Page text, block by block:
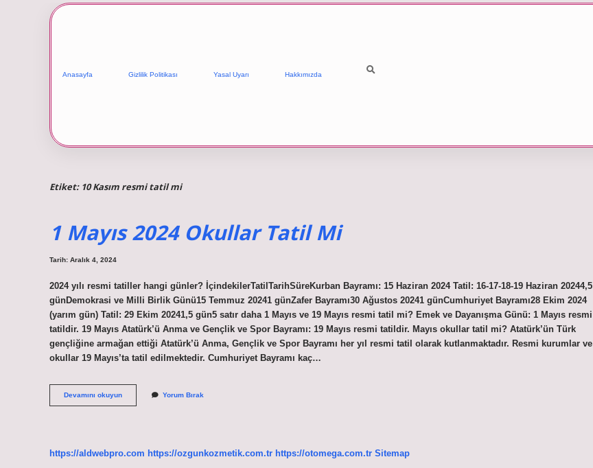
Anasayfa Gizlilik Politikası Yasal Uyarı Hakkımızda
Etiket: 10 Kasım resmi tatil mi
1 Mayıs 2024 Okullar Tatil Mi
Tarih: Aralık 4, 2024
2024 yılı resmi tatiller hangi günler? İçindekilerTatilTarihSüreKurban Bayramı: 15 Haziran 2024 Tatil: 16-17-18-19 Haziran 20244,5
günDemokrasi ve Milli Birlik Günü15 Temmuz 20241 günZafer Bayramı30 Ağustos 20241 günCumhuriyet Bayramı28 Ekim 2024
(yarım gün) Tatil: 29 Ekim 20241,5 gün5 satır daha 1 Mayıs ve 19 Mayıs resmi tatil mi? Emek ve Dayanışma Günü: 1 Mayıs resmi
tatildir. 19 Mayıs Atatürk’ü Anma ve Gençlik ve Spor Bayramı: 19 Mayıs resmi tatildir. Mayıs okullar tatil mi? Atatürk’ün Türk
gençliğine armağan ettiği Atatürk’ü Anma, Gençlik ve Spor Bayramı her yıl resmi tatil olarak kutlanmaktadır. Resmi kurumlar ve
okullar 19 Mayıs’ta tatil edilmektedir. Cumhuriyet Bayramı kaç…
Devamını okuyun1
Mayıs
Yorum Bırak
https://aldwebpro.com https://ozgunkozmetik.com.tr https://otomega.com.tr Sitemap